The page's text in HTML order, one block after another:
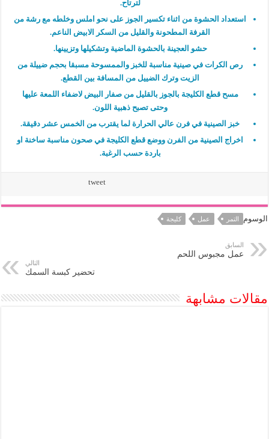
لترتاح.
استعداد الحشوة من اثناء تكسير الجوز على نحو املس وخلطه مع رشة من
القرفة المطحونة والقليل من السكر الابيض الناعم.
حشو العجينة بالحشوة الماضية وتشكيلها وتزيينها.
رص الكرات في صينية مناسبة للخبز والممسوحة مسبقا بحجم ضييلة من
الزيت وترك الضييل من المسافة بين القطع.
مسح قطع الكليجة بالجوز بالقليل من صفار البيض لاضفاء اللمعة عليها
وحتى تصبح ذهبية اللون.
خبز الصينية في فرن عالي الحرارة لما يقترب من الخمس عشر دقيقة.
اخراج الصينية من الفرن ووضع قطع الكليجة في صحون مناسبة ساخنة او
باردة حسب الرغبة.
tweet
الوسوم التمر عمل كليجة
السابق
عمل مجبوس اللحم
التالي
تحضير كبسة السمك
مقالات مشابهة